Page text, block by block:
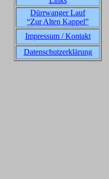
Dürrwanger Lauf
“Zur Alten Kappel”
Impressum / Kontakt
Datenschutzerklärung